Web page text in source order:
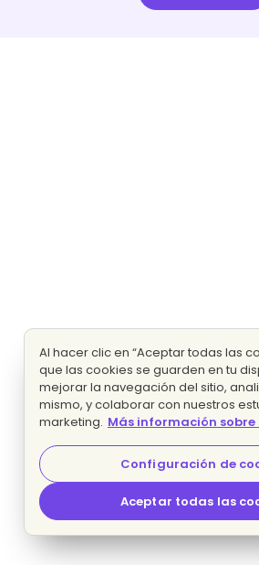
Al hacer clic en “Aceptar todas las
que las cookies se guarden en tu
mejorar la navegación del sitio,
mismo, y colaborar con nuestros
marketing. Más información
Configuración de
Aceptar todas las